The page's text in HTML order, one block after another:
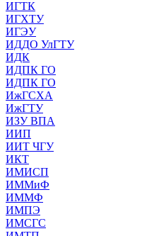
ИГТК
ИГХТУ
ИГЭУ
ИДДО УлГТУ
ИДК
ИДПК ГО
ИДПК ГО
ИжГСХА
ИжГТУ
ИЗУ ВПА
ИИП
ИИТ ЧГУ
ИКТ
ИМИСП
ИММиФ
ИММФ
ИМПЭ
ИМСГС